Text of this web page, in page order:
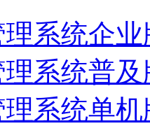
系统企
系统普及
系统单机